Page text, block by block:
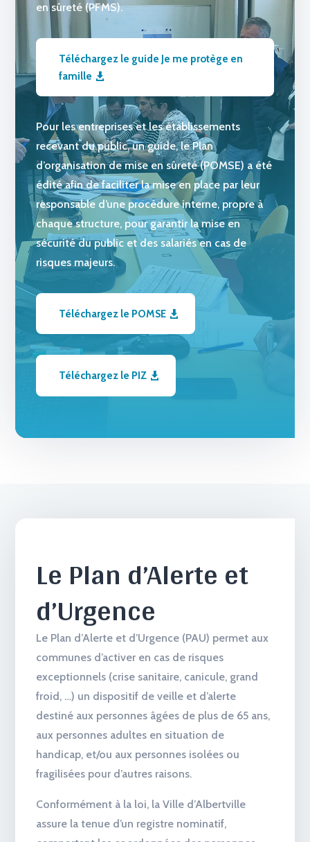
en sûreté (PFMS).
Téléchargez le guide Je me protège en
famille
Pour les entreprises et les établissements
recevant du public, un guide, le Plan
d’organisation de mise en sûreté (POMSE) a été
édité afin de faciliter la mise en place par leur
responsable d’une procédure interne, propre à
chaque structure, pour garantir la mise en
sécurité du public et des salariés en cas de
risques majeurs.
Téléchargez le POMSE
Téléchargez le PIZ
Le Plan d’Alerte et
d’Urgence
Le Plan d’Alerte et d’Urgence (PAU) permet aux
communes d’activer en cas de risques
exceptionnels (crise sanitaire, canicule, grand
froid, …) un dispositif de veille et d’alerte
destiné aux personnes âgées de plus de 65 ans,
aux personnes adultes en situation de
handicap, et/ou aux personnes isolées ou
fragilisées pour d’autres raisons.
Conformément à la loi, la Ville d’Albertville
assure la tenue d’un registre nominatif,